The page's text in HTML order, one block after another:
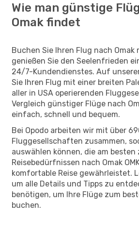
Wie man günstige
Omak findet
Buchen Sie Ihren Flug nach Omak
genießen Sie den Seelenfrieden
24/7-Kundendienstes. Auf
Sie Ihren Flug mit einer breiten
aller in USA operierenden
Vergleich günstiger Flüge nach
einfach, schnell und bequem.
Bei Opodo arbeiten wir mit über
Fluggesellschaften zusammen,
auswählen können, die am besten
Reisebedürfnissen nach Omak
komfortable Reise gewährleistet.
um alle Details und Tipps zu
benötigen, um Ihre Flüge zum
buchen.